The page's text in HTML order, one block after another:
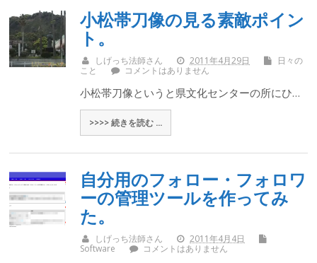
小松帯刀像の見る素敵ポイン
ト。
しげっち法師さん 2011年4月29日
日々の
こと
コメントはありません
小松帯刀像というと県文化センターの所にひ…
>>>> 続きを読む ...
自分用のフォロー・フォロワ
ーの管理ツールを作ってみ
た。
しげっち法師さん
2011年4月4日
Software
コメントはありません